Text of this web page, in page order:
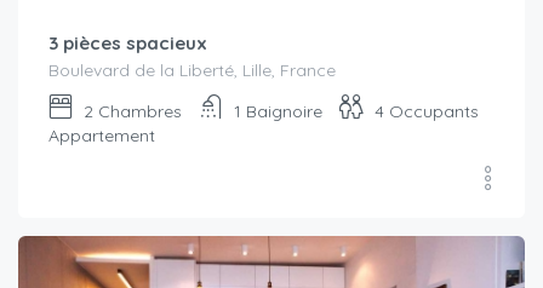
3 pièces spacieux
Boulevard de la Liberté, Lille, France
2 Chambres 1 Baignoire 4 Occupants
Appartement